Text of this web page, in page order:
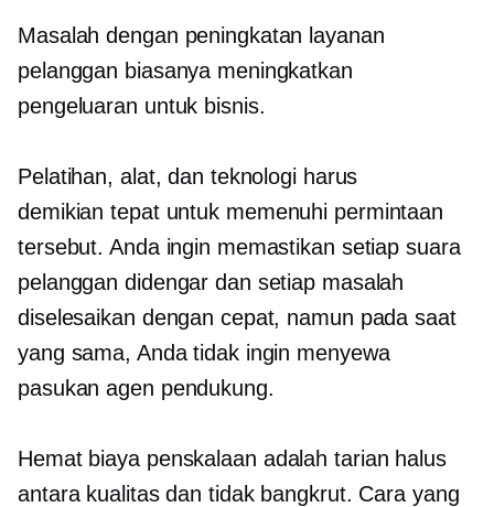
Masalah dengan peningkatan layanan
pelanggan biasanya meningkatkan
pengeluaran untuk bisnis.
Pelatihan, alat, dan teknologi harus
demikiantepatuntuk memenuhi permintaan
tersebut. Anda ingin memastikan setiap suara
pelanggan didengar dan setiap masalah
diselesaikan dengan cepat, namun pada saat
yang sama, Anda tidak ingin menyewa
pasukan agen pendukung.
Hemat biayapenskalaan adalah tarian halus
antara kualitas dan tidak bangkrut. Cara yang